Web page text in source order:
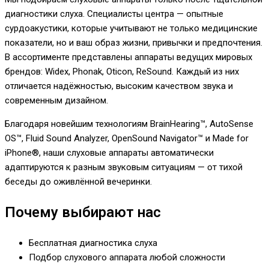
диагностики слуха. Специалисты центра — опытные
сурдоакустики, которые учитывают не только медицинские
показатели, но и ваш образ жизни, привычки и предпочтения.
В ассортименте представлены аппараты ведущих мировых
брендов: Widex, Phonak, Oticon, ReSound. Каждый из них
отличается надёжностью, высоким качеством звука и
современным дизайном.
Благодаря новейшим технологиям BrainHearing™, AutoSense
OS™, Fluid Sound Analyzer, OpenSound Navigator™ и Made for
iPhone®, наши слуховые аппараты автоматически
адаптируются к разным звуковым ситуациям — от тихой
беседы до оживлённой вечеринки.
Почему выбирают нас
Бесплатная диагностика слуха
Подбор слухового аппарата любой сложности